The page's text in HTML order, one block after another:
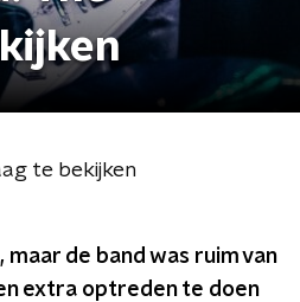
te bekijken
de band was ruim van
extra optreden te doen